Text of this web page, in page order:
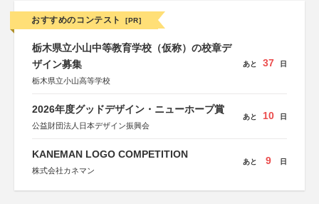
おすすめのコンテスト [PR]
栃木県立小山中等教育学校（仮称）の校章デ
ザイン募集
栃木県立小山高等学校
あと 37 日
2026年度グッドデザイン・ニューホープ賞
公益財団法人日本デザイン振興会
あと 10 日
KANEMAN LOGO COMPETITION
株式会社カネマン
あと 9 日